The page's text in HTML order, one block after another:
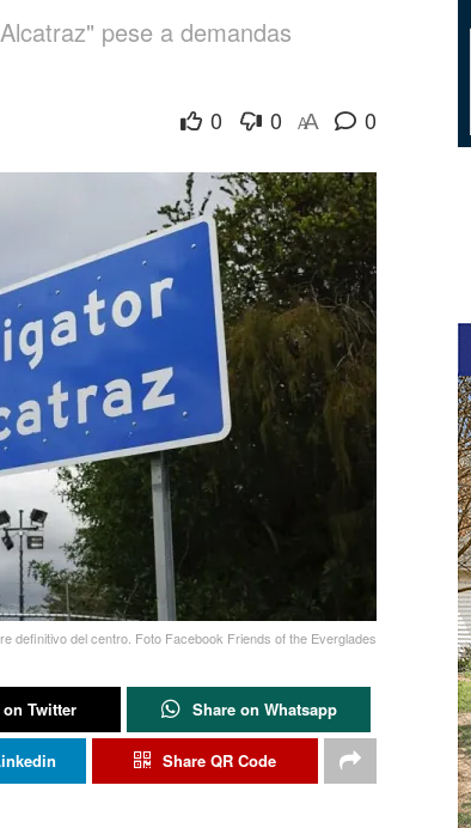
pese a demandas
0 0 AA 0
definitivo del centro. Foto Facebook Friends of the Everglades
Twitter Share on Whatsapp
Share QR Code